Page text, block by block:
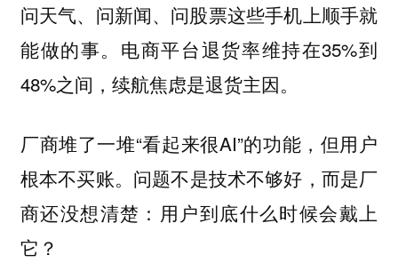
问天气、问新闻、问股票这些手机上顺手就
能做的事。电商平台退货率维持在35%到
48%之间，续航焦虑是退货主因。
厂商堆了一堆“看起来很AI”的功能，但用户
根本不买账。 问题不是技术不够好，而是厂
商还没想清楚：用户到底什么时候会戴上
它？